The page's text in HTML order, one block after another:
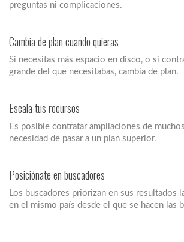
preguntas ni complicaciones.
Cambia de plan cuando quieras
Si necesitas más espacio en disco, o si
grande del que necesitabas, cambia de plan.
Escala tus recursos
Es posible contratar ampliaciones de
necesidad de pasar a un plan superior.
Posiciónate en buscadores
Los buscadores priorizan en sus resultados
en el mismo país desde el que se hacen las